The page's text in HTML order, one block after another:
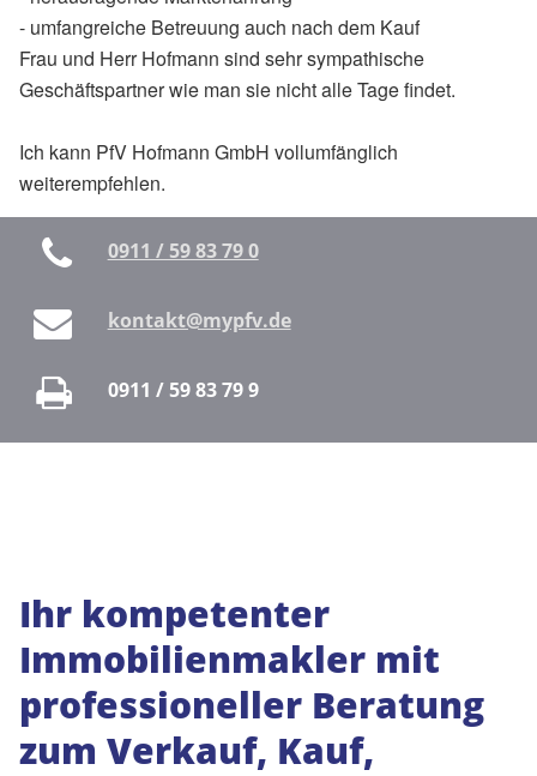
- umfangreiche Betreuung auch nach dem Kauf
Frau und Herr Hofmann sind sehr sympathische
Geschäftspartner wie man sie nicht alle Tage findet.
Ich kann PfV Hofmann GmbH vollumfänglich
weiterempfehlen.
0911 / 59 83 79 0
kontakt@mypfv.de
0911 / 59 83 79 9
Ihr kompetenter
Immobilienmakler mit
professioneller Beratung
zum Verkauf, Kauf,